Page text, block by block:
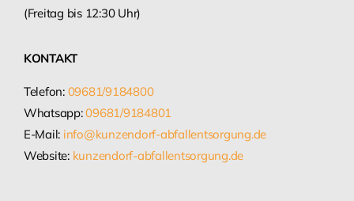
(Freitag bis 12:30 Uhr)
KONTAKT
Telefon: 09681/9184800
Whatsapp:09681/9184801
E-Mail: info@kunzendorf-abfallentsorgung.de
Website: kunzendorf-abfallentsorgung.de